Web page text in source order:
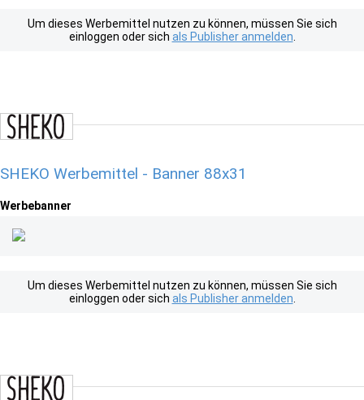
Um dieses Werbemittel nutzen zu können, müssen Sie sich
einloggen oder sich als Publisher anmelden
SHEKO Werbemittel - Banner 88x31
Werbebanner
Um dieses Werbemittel nutzen zu können, müssen Sie sich
einloggen oder sich als Publisher anmelden